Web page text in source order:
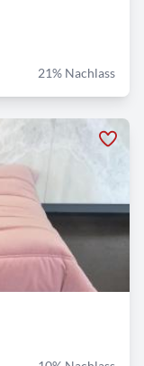
21% Nachlass